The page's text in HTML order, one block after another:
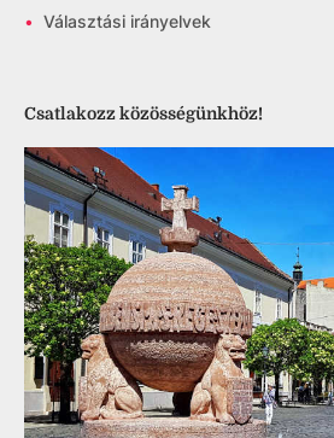
• Választási irányelvek
Csatlakozz közösségünkhöz!